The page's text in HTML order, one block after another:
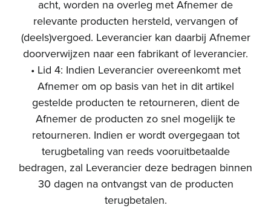
acht, worden na overleg met Afnemer de
relevante producten hersteld, vervangen of
(deels)vergoed. Leverancier kan daarbij Afnemer
doorverwijzen naar een fabrikant of leverancier.
• Lid 4: Indien Leverancier overeenkomt met
Afnemer om op basis van het in dit artikel
gestelde producten te retourneren, dient de
Afnemer de producten zo snel mogelijk te
retourneren. Indien er wordt overgegaan tot
terugbetaling van reeds vooruitbetaalde
bedragen, zal Leverancier deze bedragen binnen
30 dagen na ontvangst van de producten
terugbetalen.